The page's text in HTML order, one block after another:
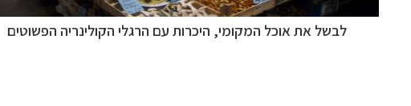
לבשל את אוכל המקומי, היכרות עם הרגלי הקולינריה הפשוטים